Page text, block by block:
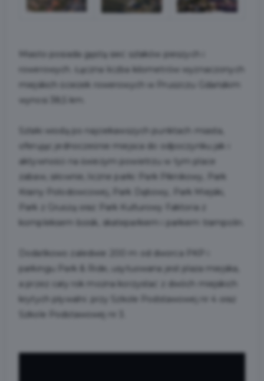
Miasto posiada gęstą sieć szlaków pieszych i
rowerowych. Łączna liczba kilometrów wyznaczonych
miejskich ścieżek rowerowych w Pruszczu Gdańskim
Szlaki wiodą po najciekawszych punktach miasta,
oferując jednocześnie miejsca do odpoczynku jak i
aktywności na świeżym powietrzu w tym place
zabaw, siłownie, liczne parki: Park Piknikowy, Park
Krainy Polodowcowej, Park Dębowy, Park Miejski,
Park z Gruszą oraz Park Kulturowy Faktoria z
kompleksem boisk, skateparkiem i parkiem trampolin.
Dodatkowo zaledwie 200 m od dworca PKP i
parkingu Park & Ride, usytuowana jest plaża miejska,
a przez cały rok można korzystać z dwóch miejskich
krytych pływalni: przy Szkole Podstawowej nr 4 oraz
Szkole Podstawowej nr 3.